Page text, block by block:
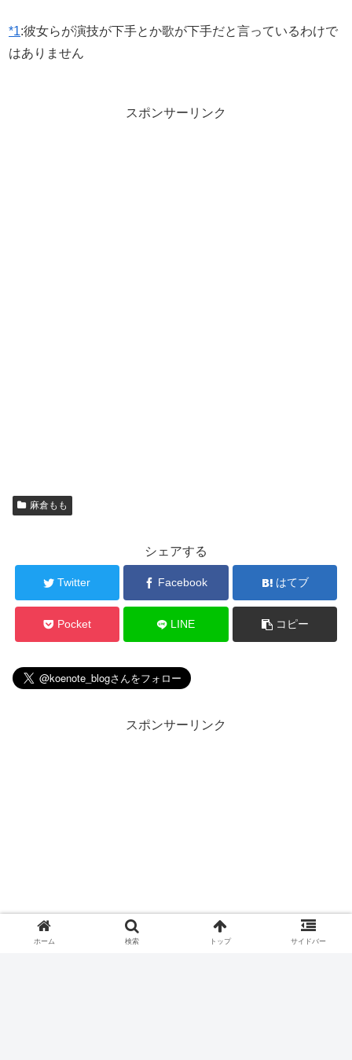
*1:彼女らが演技が下手とか歌が下手だと言っているわけで
はありません
スポンサーリンク
麻倉もも
シェアする
Twitter Facebook はてブ
Pocket LINE コピー
スポンサーリンク
ホーム 検索 トップ サイドバー